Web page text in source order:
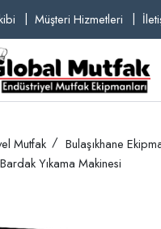
Müşteri Hizmetleri
Mutfak
Bulaşıkhane
Bardak Yıkama Makinesi